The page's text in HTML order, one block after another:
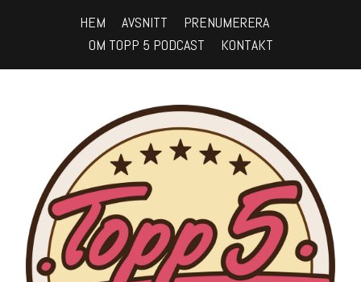
HEM AVSNITT
PRENUMERERA
OM TOPP 5 PODCAST
KONTAKT